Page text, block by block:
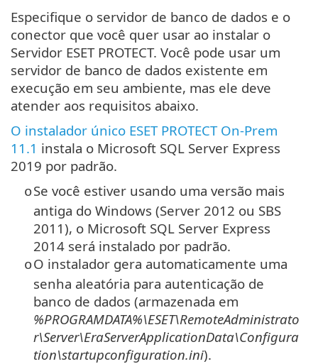
Especifique o servidor de banco de dados e o
conector que você quer usar ao instalar o
Servidor ESET PROTECT. Você pode usar um
servidor de banco de dados existente em
execução em seu ambiente, mas ele deve
atender aos requisitos abaixo.
O instalador único ESET PROTECT On-Prem
11.1 instala o Microsoft SQL Server Express
2019 por padrão.
oSe você estiver usando uma versão mais
antiga do Windows (Server 2012 ou SBS
2011), o Microsoft SQL Server Express
2014 será instalado por padrão.
oO instalador gera automaticamente uma
senha aleatória para autenticação de
banco de dados (armazenada em
%PROGRAMDATA%\ESET\RemoteAdministrato
r\Server\EraServerApplicationData\Configura
tion\startupconfiguration.ini).